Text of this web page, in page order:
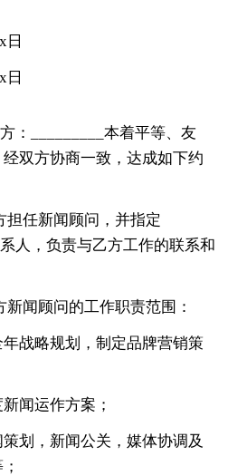
日
日
：_________本着平等、友
双方协商一致，达成如下约
担任新闻顾问，并指定
系人，负责与乙方工作的联系和
闻顾问的工作职责范围：
战略规划，制定品牌营销策
闻运作方案；
划，新闻公关，媒体协调及